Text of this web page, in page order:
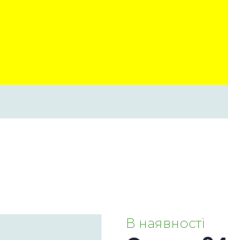
В наявності